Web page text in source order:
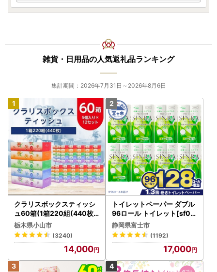
キャンセル・変更： 寄附者様のご都合による寄附申込のキ
ャンセル、返礼品の変更等はいたしかねます。あらかじめご
了承ください。
■ 書類（受領証明書・ワンストップ申請書）について
発送時期： 原則として、ご入金確認後2週間程度で、返礼品
とは別に郵送いたします。
1月以降のご寄附： 1月1日以降にご寄附いただいた分の書類
発送は、2月より順次開始いたします。
■ 返礼品について
配送予定： 返礼品により異なります。各詳細ページの「配
送」欄をご確認ください。なお、11月〜12月は申込集中によ
り、お届けまで通常よりお時間を要する場合がございます。
受取不可日がある場合： 長期不在等の予定がある場合は、
申込時の備考欄にご入力いただくか、お早めにお問い合わせ
先までご連絡ください。
再送不可： 寄附者様のご都合（不在・住所不明等）により
返礼品が返送された場合、再送はいたしかねます。
雑貨・日用品の人気返礼品ランキング
集計期間：2026年7月31日～2026年8月6日
クラリスボックスティッシ
ュ60箱(1箱220組(440枚))
(5個入り×12セット)【配送
不可地域：離島・沖縄県】
【1256759】
栃木県小山市
(3240)
14,000
トイレットペーパー ダブル
96ロール トイレット[sf00
1-012]
静岡県富士市
(1192)
17,000